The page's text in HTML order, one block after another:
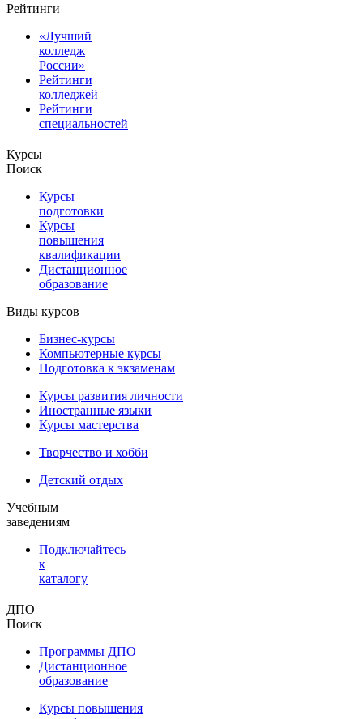
Рейтинги
«Лучший
колледж
России»
Рейтинги
колледжей
Рейтинги
специальностей
Курсы
Поиск
Курсы
подготовки
Курсы
повышения
квалификации
Дистанционное
образование
Виды курсов
Бизнес-курсы
Компьютерные курсы
Подготовка к экзаменам
Курсы развития личности
Иностранные языки
Курсы мастерства
Творчество и хобби
Детский отдых
Учебным
заведениям
Подключайтесь
к
каталогу
ДПО
Поиск
Программы ДПО
Дистанционное
образование
Курсы повышения